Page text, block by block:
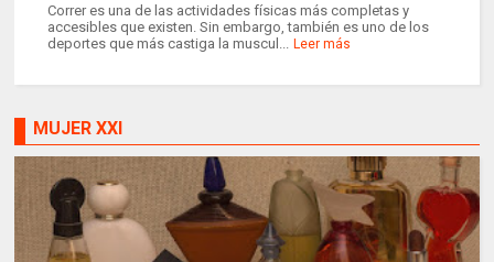
Correr es una de las actividades físicas más completas y
accesibles que existen. Sin embargo, también es uno de los
deportes que más castiga la muscul...
Leer más
MUJER XXI